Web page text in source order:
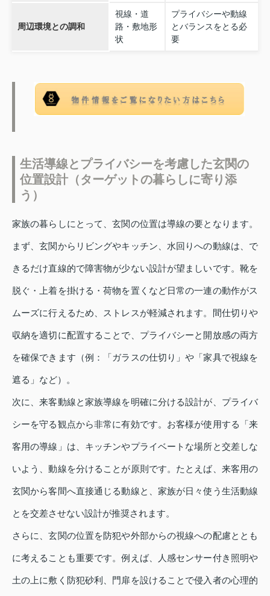
周辺環境との調和
視線・道
路・敷地形
状
プライバシーや動線
とバランスをとる必
要
生活導線とプライバシーを考慮した玄関の
位置設計（ターゲットの暮らしに寄り添
う）
家族の暮らしにとって、玄関の位置は導線の要となります。
まず、玄関からリビングやキッチン、水回りへの動線は、で
きるだけ直線的で障害物が少ない設計が望ましいです。靴を
脱ぐ・上着を掛ける・荷物を置くなど日常の一連の動作がス
ムーズに行えるため、ストレスが軽減されます。間仕切りや
収納を適切に配置することで、プライバシーと開放感の両方
を確保できます（例：「ガラスの仕切り」や「家具で視線を
遮る」など）。
次に、来客動線と家族導線を明確に分ける設計が、プライバ
シーを守る観点から非常に有効です。お客様が使用する「来
客用の導線」は、キッチンやプライベートな場所と交差しな
いよう、動線を分けることが原則です。たとえば、来客用の
玄関から客間へ直接通じる動線と、家族が日々使う生活動線
とを交差させない設計が推奨されます。
さらに、玄関の位置を防犯や外部からの視線への配慮ととも
に考えることも重要です。例えば、人感センサー付き照明や
土の上に敷く防犯砂利、門扉を設けることで侵入者の心理的